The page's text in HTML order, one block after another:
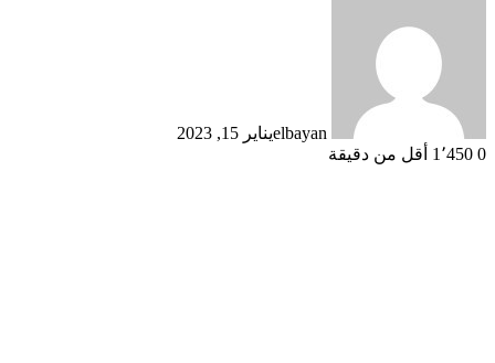
elbayanيناير 15, 2023
0
أقل من دقيقة